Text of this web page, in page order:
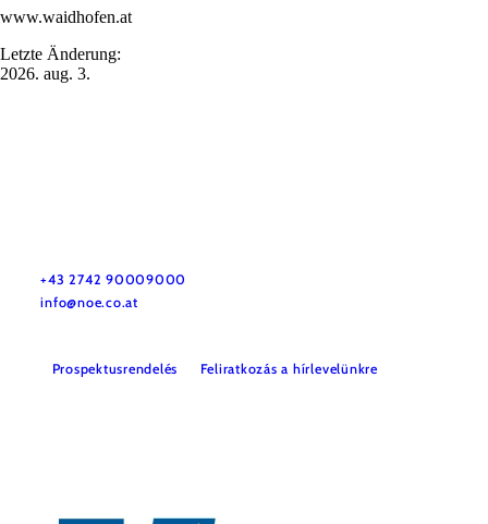
www.waidhofen.at
Letzte Änderung:
2026. aug. 3.
+43 2742 90009000
info@noe.co.at
Prospektusrendelés Feliratkozás a hírlevelünkre